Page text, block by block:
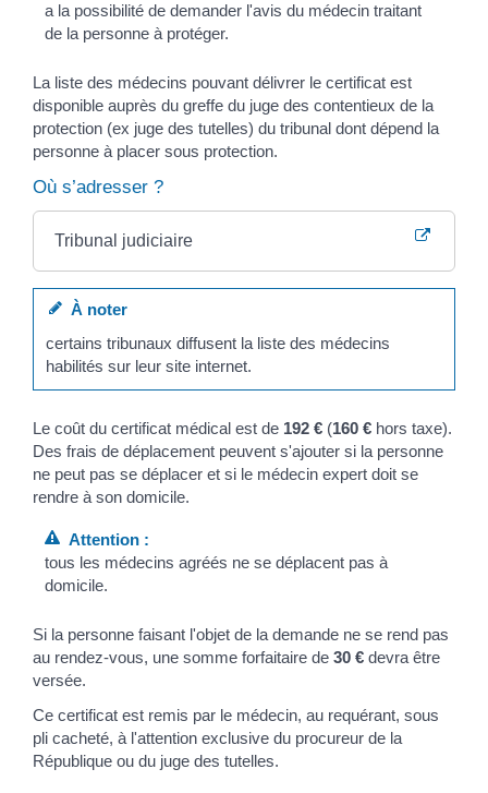
a la possibilité de demander l'avis du médecin traitant
de la personne à protéger.
La liste des médecins pouvant délivrer le certificat est
disponible auprès du greffe du juge des contentieux de la
protection (ex juge des tutelles) du tribunal dont dépend la
personne à placer sous protection.
Où s’adresser ?
Tribunal judiciaire
À noter
certains tribunaux diffusent la liste des médecins
habilités sur leur site internet.
Le coût du certificat médical est de 192 € (160 € hors taxe).
Des frais de déplacement peuvent s'ajouter si la personne
ne peut pas se déplacer et si le médecin expert doit se
rendre à son domicile.
Attention :
tous les médecins agréés ne se déplacent pas à
domicile.
Si la personne faisant l'objet de la demande ne se rend pas
au rendez-vous, une somme forfaitaire de 30 € devra être
versée.
Ce certificat est remis par le médecin, au requérant, sous
pli cacheté, à l'attention exclusive du procureur de la
République ou du juge des tutelles.